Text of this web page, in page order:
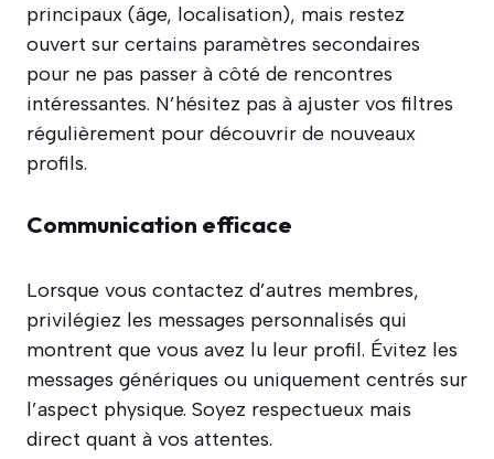
principaux (âge, localisation), mais restez
ouvert sur certains paramètres secondaires
pour ne pas passer à côté de rencontres
intéressantes. N’hésitez pas à ajuster vos filtres
régulièrement pour découvrir de nouveaux
profils.
Communication efficace
Lorsque vous contactez d’autres membres,
privilégiez les messages personnalisés qui
montrent que vous avez lu leur profil. Évitez les
messages génériques ou uniquement centrés sur
l’aspect physique. Soyez respectueux mais
direct quant à vos attentes.